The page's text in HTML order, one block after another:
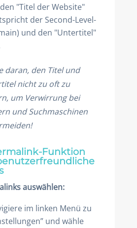
"Titel der Website"
der Second-Level-
und den "Untertitel"
daran, den Titel und
nicht zu oft zu
um Verwirrung bei
und Suchmaschinen
Funktion
auswählen:
im linken Menü zu
und wähle